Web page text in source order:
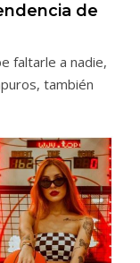
de
faltarle a nadie,
también